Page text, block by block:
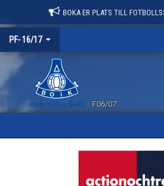
BOKA ER PLATS TILL
PF- 16/17
F06/07